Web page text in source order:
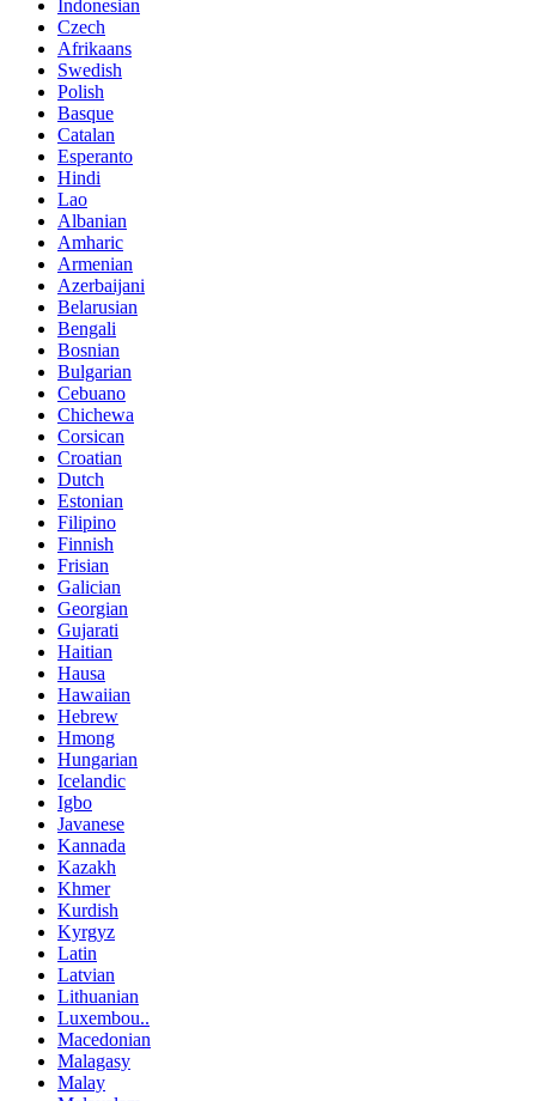
Indonesian
Czech
Afrikaans
Swedish
Polish
Basque
Catalan
Esperanto
Hindi
Lao
Albanian
Amharic
Armenian
Azerbaijani
Belarusian
Bengali
Bosnian
Bulgarian
Cebuano
Chichewa
Corsican
Croatian
Dutch
Estonian
Filipino
Finnish
Frisian
Galician
Georgian
Gujarati
Haitian
Hausa
Hawaiian
Hebrew
Hmong
Hungarian
Icelandic
Igbo
Javanese
Kannada
Kazakh
Khmer
Kurdish
Kyrgyz
Latin
Latvian
Lithuanian
Luxembou..
Macedonian
Malagasy
Malay